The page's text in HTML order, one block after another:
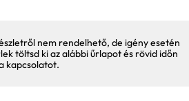
366
900 Ft
nem rendelhető, de igény esetén
töltsd ki az alábbi űrlapot és rövid időn
kapcsolatot.